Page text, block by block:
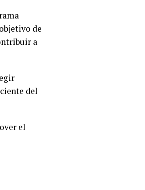
de
a
del
el